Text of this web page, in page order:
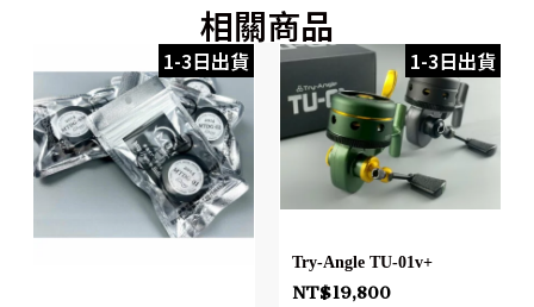
相關商品
1-3日出貨 1-3日出貨
Try-Angle TU-01v+
NT$19,800